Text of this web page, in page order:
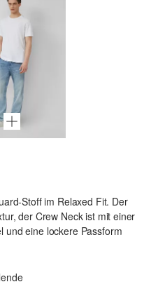
Stoff im Relaxed Fit. Der
der Crew Neck ist mit einer
und eine lockere Passform